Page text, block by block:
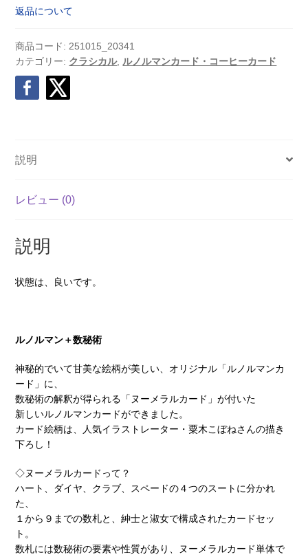
返品について
商品コード: 251015_20341
カテゴリー: クラシカル, ルノルマンカード・コーヒーカード
説明
レビュー (0)
説明
状態は、良いです。
ルノルマン＋数秘術
神秘的でいて甘美な絵柄が美しい、オリジナル「ルノルマンカ
ード」に、
数秘術の解釈が得られる「ヌーメラルカード」が付いた
新しいルノルマンカードができました。
カード絵柄は、人気イラストレーター・粟木こぼねさんの描き
下ろし！
◇ヌーメラルカードって？
ハート、ダイヤ、クラブ、スペードの４つのスートに分かれ
た、
１から９までの数札と、紳士と淑女で構成されたカードセッ
ト。
数札には数秘術の要素や性質があり、ヌーメラルカード単体で